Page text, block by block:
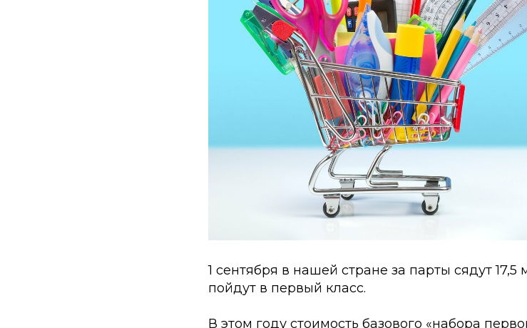
1 сентября в нашей стране за парты сядут
пойдут в первый класс.
В этом году стоимость базового «набора